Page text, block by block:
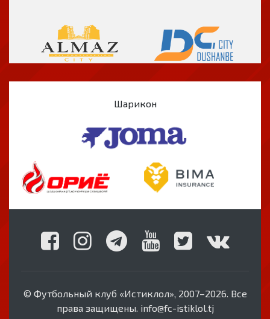
Шарикон
© Футбольный клуб «Истиклол», 2007–2026. Все
права защищены. info@fc-istiklol.tj